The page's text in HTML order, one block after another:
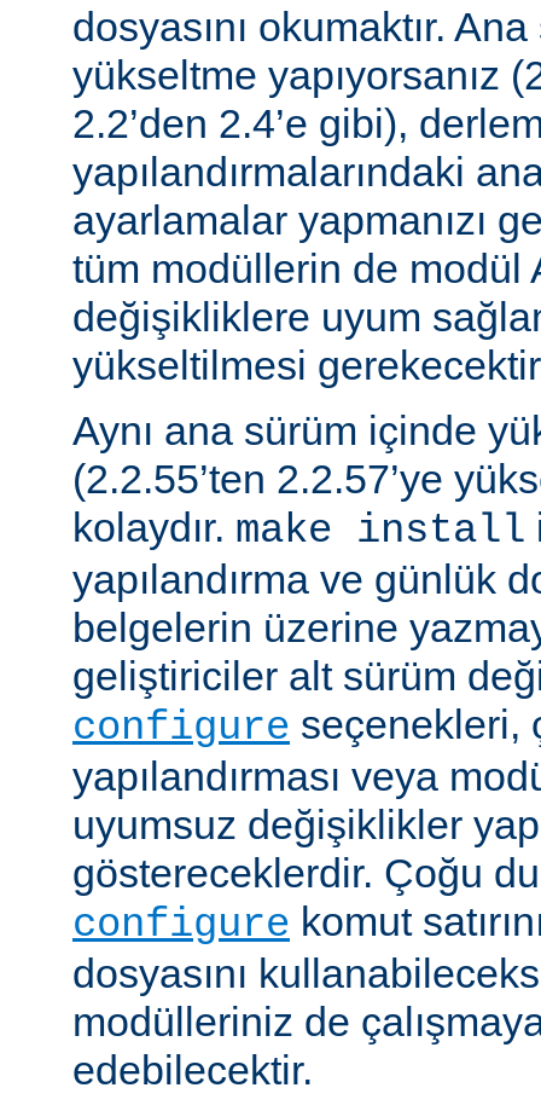
dosyasını okumaktır.
yükseltme yapıyorsanız
2.2’den 2.4’e gibi),
yapılandırmalarındaki
ayarlamalar yapmanızı
tüm modüllerin de modül
değişikliklere uyum
yükseltilmesi
Aynı ana sürüm içinde
(2.2.55’ten 2.2.57’ye
kolaydır. make install
yapılandırma ve günlük
belgelerin üzerine
geliştiriciler alt sürüm
configure seçenekleri,
yapılandırması veya
uyumsuz değişiklikler
göstereceklerdir. Çoğu
configure komut
dosyasını
modülleriniz de
edebilecektir.